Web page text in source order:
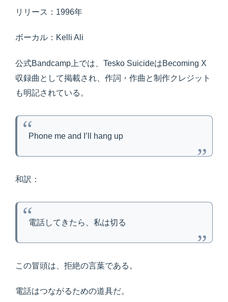
リリース：1996年
ボーカル：Kelli Ali
公式Bandcamp上では、Tesko SuicideはBecoming X
収録曲として掲載され、作詞・作曲と制作クレジット
も明記されている。
Phone me and I’ll hang up
和訳：
電話してきたら、私は切る
この冒頭は、拒絶の言葉である。
電話はつながるための道具だ。